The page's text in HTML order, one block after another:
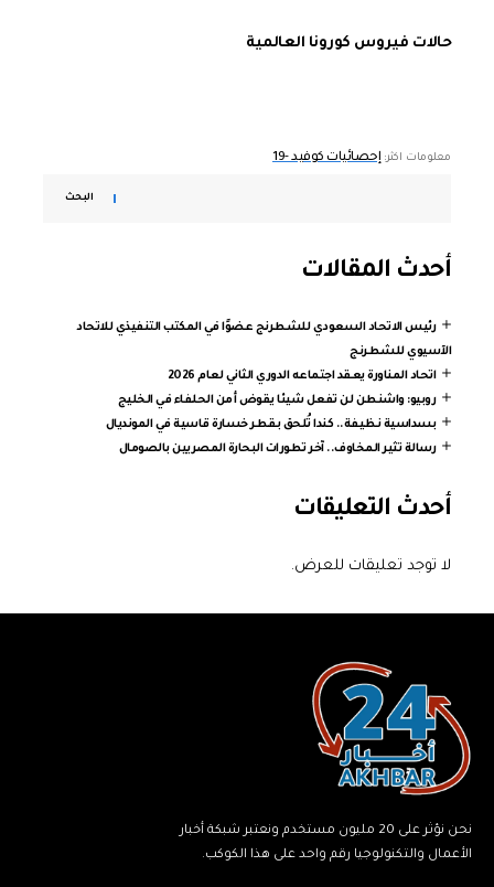
حالات فيروس كورونا العالمية
معلومات اكثر: إحصائيات كوفيد -19
البحث
أحدث المقالات
رئيس الاتحاد السعودي للشطرنج عضوًا في المكتب التنفيذي للاتحاد
الآسيوي للشطرنج
اتحاد المناورة يعقد اجتماعه الدوري الثاني لعام 2026
روبيو: واشنطن لن تفعل شيئا يقوض أمن الحلفاء في الخليج
بسداسية نظيفة.. كندا تُلحق بقطر خسارة قاسية في المونديال
رسالة تثير المخاوف.. آخر تطورات البحارة المصريين بالصومال
أحدث التعليقات
لا توجد تعليقات للعرض.
نحن نؤثر على 20 مليون مستخدم ونعتبر شبكة أخبار
الأعمال والتكنولوجيا رقم واحد على هذا الكوكب.